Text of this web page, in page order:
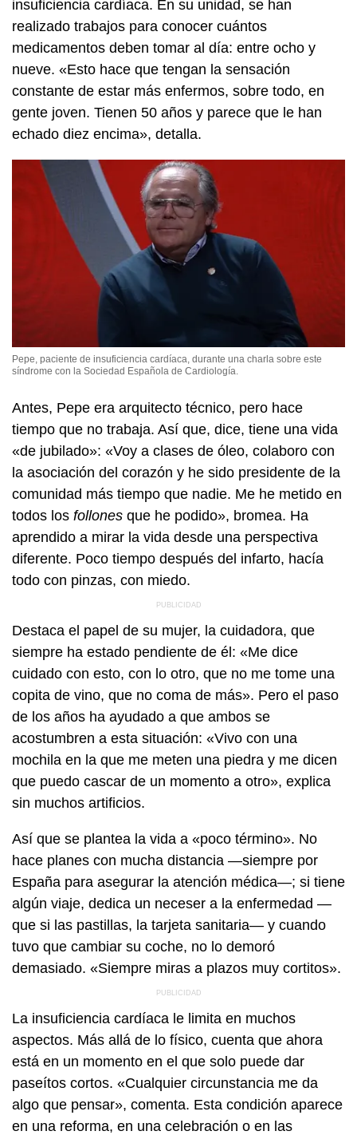
insuficiencia cardíaca. En su unidad, se han
realizado trabajos para conocer cuántos
medicamentos deben tomar al día: entre ocho y
nueve. «Esto hace que tengan la sensación
constante de estar más enfermos, sobre todo, en
gente joven. Tienen 50 años y parece que le han
echado diez encima», detalla.
Pepe, paciente de insuficiencia cardíaca, durante una charla sobre este
síndrome con la Sociedad Española de Cardiología.
Antes, Pepe era arquitecto técnico, pero hace
tiempo que no trabaja. Así que, dice, tiene una vida
«de jubilado»: «Voy a clases de óleo, colaboro con
la asociación del corazón y he sido presidente de la
comunidad más tiempo que nadie. Me he metido en
todos los follones que he podido», bromea. Ha
aprendido a mirar la vida desde una perspectiva
diferente. Poco tiempo después del infarto, hacía
todo con pinzas, con miedo.
Destaca el papel de su mujer, la cuidadora, que
siempre ha estado pendiente de él: «Me dice
cuidado con esto, con lo otro, que no me tome una
copita de vino, que no coma de más». Pero el paso
de los años ha ayudado a que ambos se
acostumbren a esta situación: «Vivo con una
mochila en la que me meten una piedra y me dicen
que puedo cascar de un momento a otro», explica
sin muchos artificios.
Así que se plantea la vida a «poco término». No
hace planes con mucha distancia —siempre por
España para asegurar la atención médica—; si tiene
algún viaje, dedica un neceser a la enfermedad —
que si las pastillas, la tarjeta sanitaria— y cuando
tuvo que cambiar su coche, no lo demoró
demasiado. «Siempre miras a plazos muy cortitos».
La insuficiencia cardíaca le limita en muchos
aspectos. Más allá de lo físico, cuenta que ahora
está en un momento en el que solo puede dar
paseítos cortos. «Cualquier circunstancia me da
algo que pensar», comenta. Esta condición aparece
en una reforma, en una celebración o en las